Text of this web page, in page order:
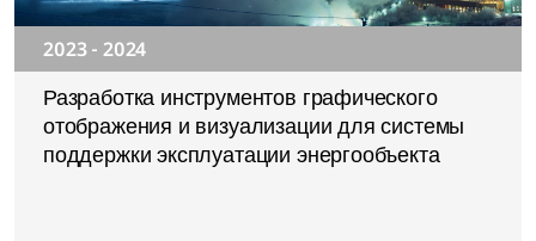
2023 - 2024
Разработка инструментов графического
отображения и визуализации для системы
поддержки эксплуатации энергообъекта